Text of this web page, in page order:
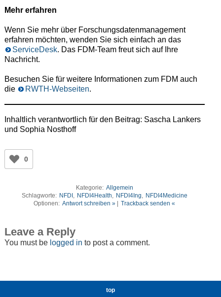
Mehr erfahren
Wenn Sie mehr über Forschungsdatenmanagement
erfahren möchten, wenden Sie sich einfach an das
ServiceDesk. Das FDM-Team freut sich auf Ihre
Nachricht.
Besuchen Sie für weitere Informationen zum FDM auch
die
RWTH-Webseiten.
Inhaltlich verantwortlich für den Beitrag: Sascha Lankers
und Sophia Nosthoff
0
Kategorie: Allgemein
Schlagworte: NFDI, NFDI4Health NFDI4Ing
NFDI4Medicine
Optionen: Antwort schreiben » | Trackback senden «
Leave a Reply
You must be logged in to post a comment.
top